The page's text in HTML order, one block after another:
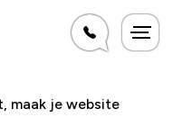
maak je website